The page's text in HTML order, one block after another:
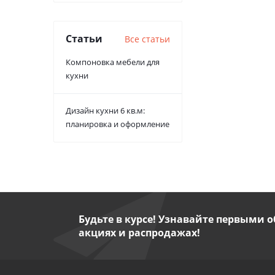
Статьи Все статьи
Компоновка мебели для
кухни
Дизайн кухни 6 кв.м:
планировка и оформление
Будьте в курсе! Узнавайте первыми
акциях и распродажах!